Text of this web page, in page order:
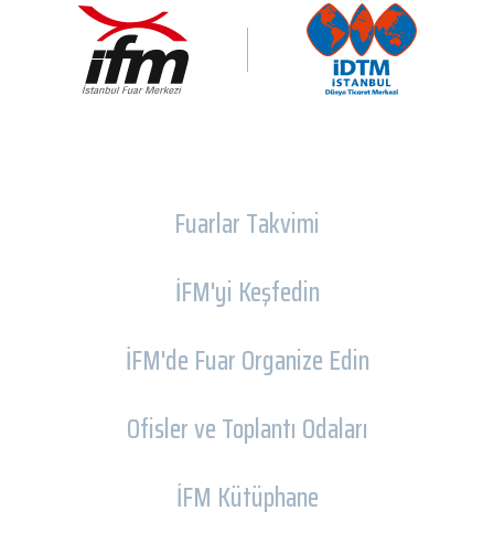
Fuarlar Takvimi
İFM'yi Keşfedin
İFM'de Fuar Organize Edin
Ofisler ve Toplantı Odaları
İFM Kütüphane